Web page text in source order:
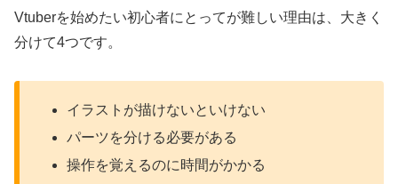
Vtuberを始めたい初心者にとってが難しい理由は、大きく
分けて4つです。
イラストが描けないといけない
パーツを分ける必要がある
操作を覚えるのに時間がかかる